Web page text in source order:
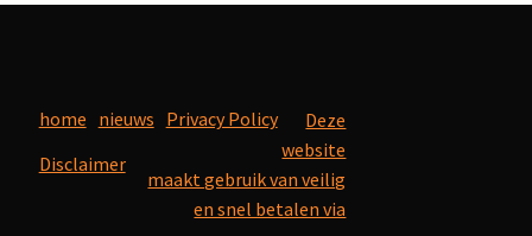
home nieuws Privacy Policy
Disclaimer
Deze
website
maakt gebruik van veilig
en snel betalen via